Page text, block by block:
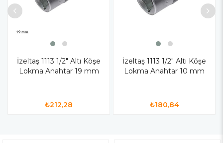
İzeltaş 1113 1/2" Altı Köşe
Lokma Anahtar 19 mm
₺212,28
İzeltaş 1113 1/2" Altı Köşe
Lokma Anahtar 10 mm
₺180,84